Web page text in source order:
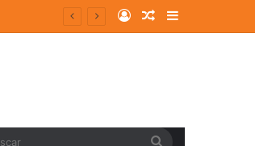
Log InRandom Article
Sidebar